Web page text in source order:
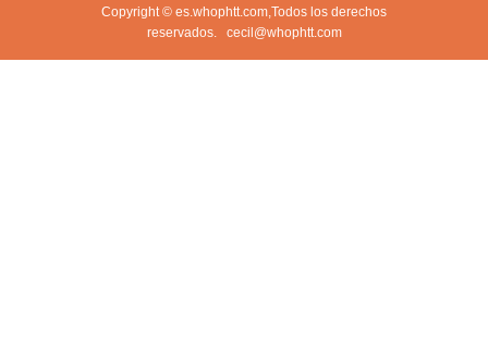
Copyright © es.whophtt.com,Todos los derechos
reservados. cecil@whophtt.com